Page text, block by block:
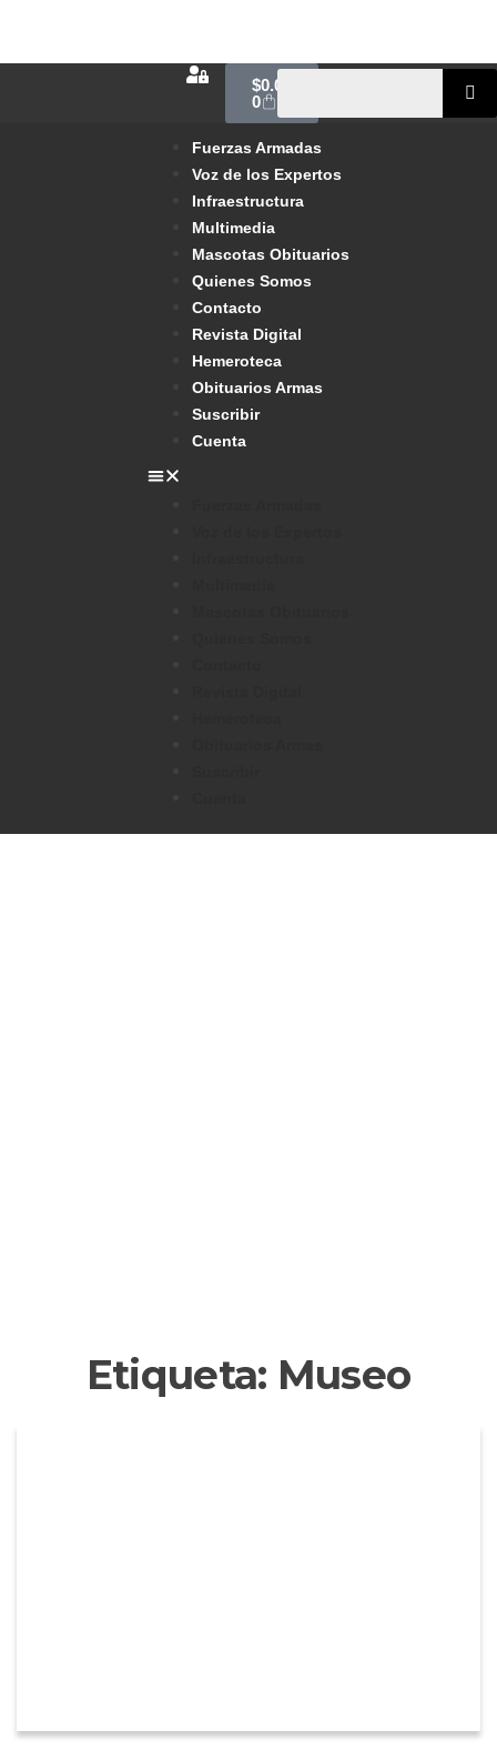
$0.00
0
Fuerzas Armadas
Voz de los Expertos
Infraestructura
Multimedia
Mascotas Obituarios
Quienes Somos
Contacto
Revista Digital
Hemeroteca
Obituarios Armas
Suscribir
Cuenta
Etiqueta: Museo